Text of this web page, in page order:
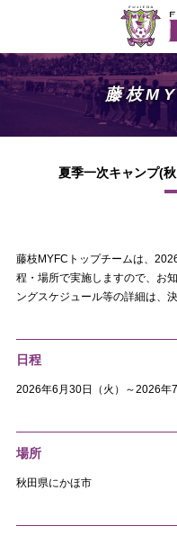
藤枝
夏季一次キャンプ(
藤枝MYFCトップチームは、
程・場所で実施しますので、お
ングスケジュール等の詳細は、
日程
2026年6月30日（火）～2026年7
場所
秋田県にかほ市